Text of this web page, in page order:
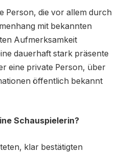
Person, die vor allem durch
mit bekannten
Aufmerksamkeit
dauerhaft stark präsente
eine private Person, über
öffentlich bekannt
Schauspielerin?
klar bestätigten